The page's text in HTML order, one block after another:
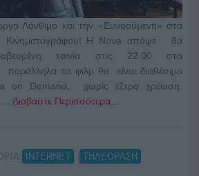
Λάνθιμο και την «Ευνοούμενη» στα
Κινηματογράφου! Η Nova απόψε θα
ταινία στις 22.00 στο
το φιλμ θα είναι διαθέσιμο
on Demand, χωρίς έξτρα χρέωση.
Διαβάστε Περισσότερα...
INTERNET ΤΗΛΕΟΡΑΣΗ